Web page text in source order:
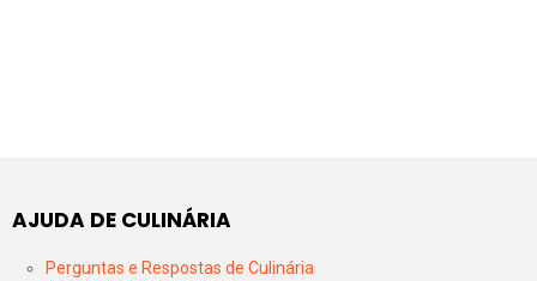
AJUDA DE CULINÁRIA
Perguntas e Respostas de Culinária